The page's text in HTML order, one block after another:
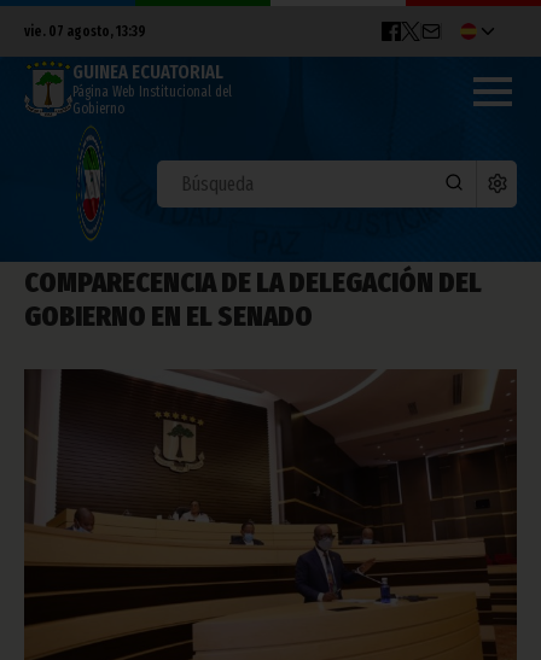
vie. 07 agosto, 13:39
GUINEA ECUATORIAL
Página Web Institucional del
Gobierno
COMPARECENCIA DE LA DELEGACIÓN DEL
GOBIERNO EN EL SENADO